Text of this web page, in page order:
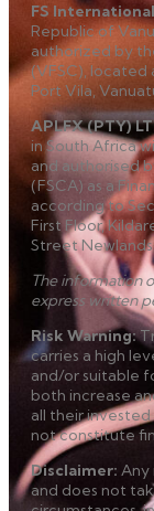
FS
Republic of
authorized by
(VFSC), located
Port Vila,
APLFX (PTY)
in South Africa
and authorised
(FSCA) as a
according to
First Floor,
Street
The information
express written
Risk Warning:
carries a high
and/or suitable
both increase
all their
not constitute
Disclaimer: Any
and does not